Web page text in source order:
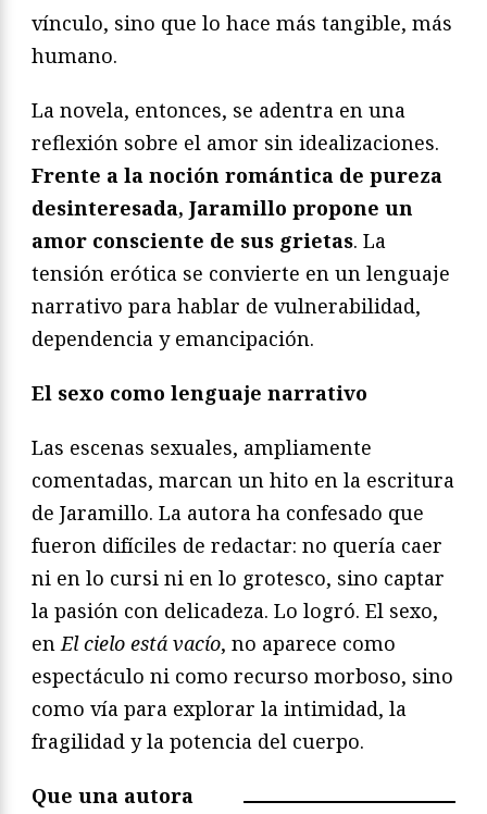
vínculo, sino que lo hace más tangible, más
humano.
La novela, entonces, se adentra en una
reflexión sobre el amor sin idealizaciones.
Frente a la noción romántica de pureza
desinteresada, Jaramillo propone un
amor consciente de sus grietas. La
tensión erótica se convierte en un lenguaje
narrativo para hablar de vulnerabilidad,
dependencia y emancipación.
El sexo como lenguaje narrativo
Las escenas sexuales, ampliamente
comentadas, marcan un hito en la escritura
de Jaramillo. La autora ha confesado que
fueron difíciles de redactar: no quería caer
ni en lo cursi ni en lo grotesco, sino captar
la pasión con delicadeza. Lo logró. El sexo,
enEl cielo está vacío, no aparece como
espectáculo ni como recurso morboso, sino
como vía para explorar la intimidad, la
fragilidad y la potencia del cuerpo.
Que una autora